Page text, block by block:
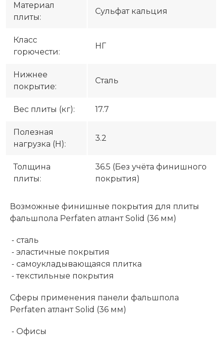
Материал
плиты:
Сульфат кальция
Класс
горючести:
НГ
Нижнее
покрытие:
Сталь
Вес плиты (кг): 17.7
Полезная
нагрузка (H):
3.2
Толщина
плиты:
36.5 (Без учёта финишного
покрытия)
Возможные финишные покрытия для плиты
фальшпола Perfaten атлант Solid (36 мм)
- сталь
- эластичные покрытия
- самоукладывающаяся плитка
- текстильные покрытия
Сферы применения панели фальшпола
Perfaten атлант Solid (36 мм)
- Офисы